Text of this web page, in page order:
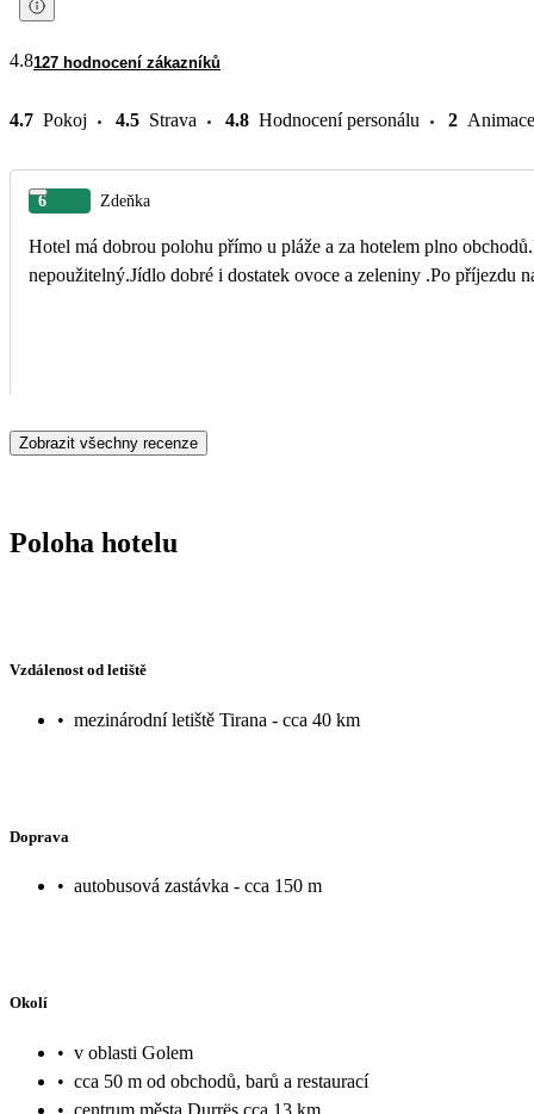
4.8127 hodnocení zákazníků
4.7 Pokoj 4.5 Strava 4.8 Hodnocení personálu 2 Animace
6 Zdeňka
Hotel má dobrou polohu přímo u pláže a za hotelem plno
nepoužitelný.Jídlo dobré i dostatek ovoce a zeleniny .Po příjezdu
Zobrazit všechny recenze
Poloha hotelu
Vzdálenost od letiště
• mezinárodní letiště Tirana - cca 40 km
Doprava
• autobusová zastávka - cca 150 m
Okolí
• v oblasti Golem
• cca 50 m od obchodů, barů a restaurací
• centrum města Durrës cca 13 km